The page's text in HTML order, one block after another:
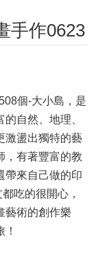
手作0623
個-大小島，是
自然、地理、
激盪出獨特的藝
，有著豐富的教
帶來自己做的印
吃的很開心，
藝術的創作樂